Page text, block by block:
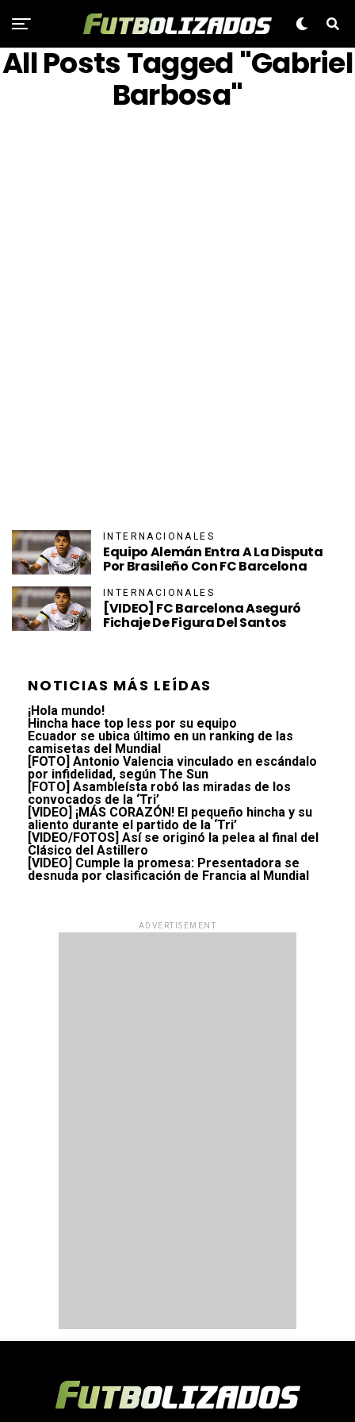
All Posts Tagged "Gabriel
Barbosa"
INTERNACIONALES
Equipo Alemán Entra A La Disputa
Por Brasileño Con FC Barcelona
INTERNACIONALES
[VIDEO] FC Barcelona Aseguró
Fichaje De Figura Del Santos
NOTICIAS MÁS LEÍDAS
¡Hola mundo!
Hincha hace top less por su equipo
Ecuador se ubica último en un ranking de las
camisetas del Mundial
[FOTO] Antonio Valencia vinculado en escándalo
por infidelidad, según The Sun
[FOTO] Asambleísta robó las miradas de los
convocados de la ‘Tri’
[VIDEO] ¡MÁS CORAZÓN! El pequeño hincha y su
aliento durante el partido de la ‘Tri’
[VIDEO/FOTOS] Así se originó la pelea al final del
Clásico del Astillero
[VIDEO] Cumple la promesa: Presentadora se
desnuda por clasificación de Francia al Mundial
ADVERTISEMENT